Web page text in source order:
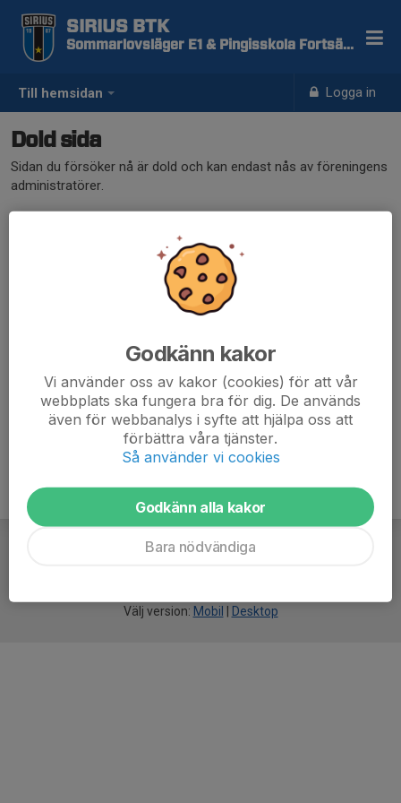
Till hemsidan Logga in
SIRIUS BTK
Sommarlovsläger E1 & Pingisskola Fortsättning
Dold sida
Sidan du försöker nå är dold och kan endast nås av föreningens
administratörer.
Välj version: Mobil Desktop
Godkänn kakor
Vi använder oss av kakor (cookies) för att vår
webbplats ska fungera bra för dig. De används
även för webbanalys i syfte att hjälpa oss att
förbättra våra tjänster.
Så använder vi cookies
Godkänn alla kakor
Bara nödvändiga